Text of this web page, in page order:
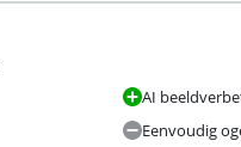
AI
Eenvoudig